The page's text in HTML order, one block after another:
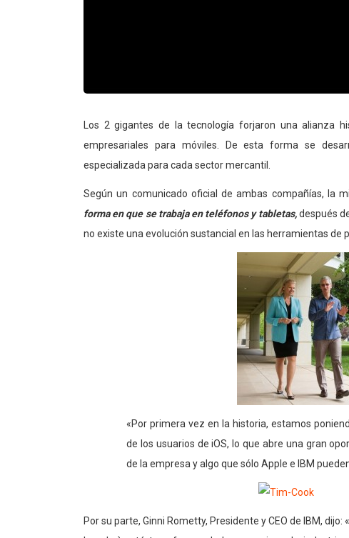
Los 2 gigantes de la tecnología forjaron una alianza
empresariales para móviles. De esta forma se
especializada para cada sector mercantil.
Según un comunicado oficial de ambas compañías, la
forma en que se trabaja en teléfonos y tabletas,después
no existe una evolución sustancial en las herramientas de
«Por primera vez en la historia, estamos
de los usuarios de iOS, lo que abre una gran
de la empresa y algo que sólo Apple e IBM
Por su parte, Ginni Rometty, Presidente y CEO de IBM,